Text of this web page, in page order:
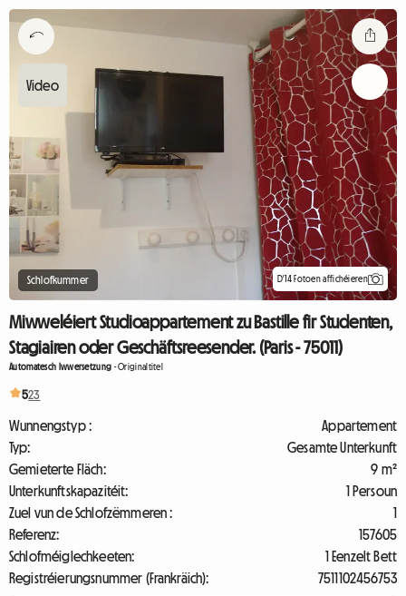
Schlofkummer D'14 Fotoen affichéieren
Miwweléiert Studioappartement zu Bastille fir Studenten,
Stagiairen oder Geschäftsreesender. (Paris - 75011)
Automatesch Iwwersetzung -Originaltitel
523
Wunnengstyp :
Appartement
Typ:
Gesamte Unterkunft
Gemieterte Fläch:
9 m²
Unterkunftskapazitéit:
1 Persoun
Zuel vun de Schlofzëmmeren :
1
Referenz:
157605
Schlofméiglechkeeten:
1 Eenzelt Bett
Registréierungsnummer (Frankräich):
7511102456753